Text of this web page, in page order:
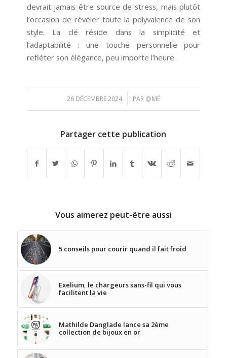
devrait jamais être source de stress, mais plutôt
l’occasion de révéler toute la polyvalence de son
style. La clé réside dans la simplicité et
l’adaptabilité : une touche personnelle pour
refléter son élégance, peu importe l’heure.
26 DÉCEMBRE 2024
/ PAR @MÉ
Partager cette publication
Vous aimerez peut-être aussi
5 conseils pour courir quand il fait froid
Exelium, le chargeurs sans-fil qui vous
facilitent la vie
Mathilde Danglade lance sa 2ème
collection de bijoux en or